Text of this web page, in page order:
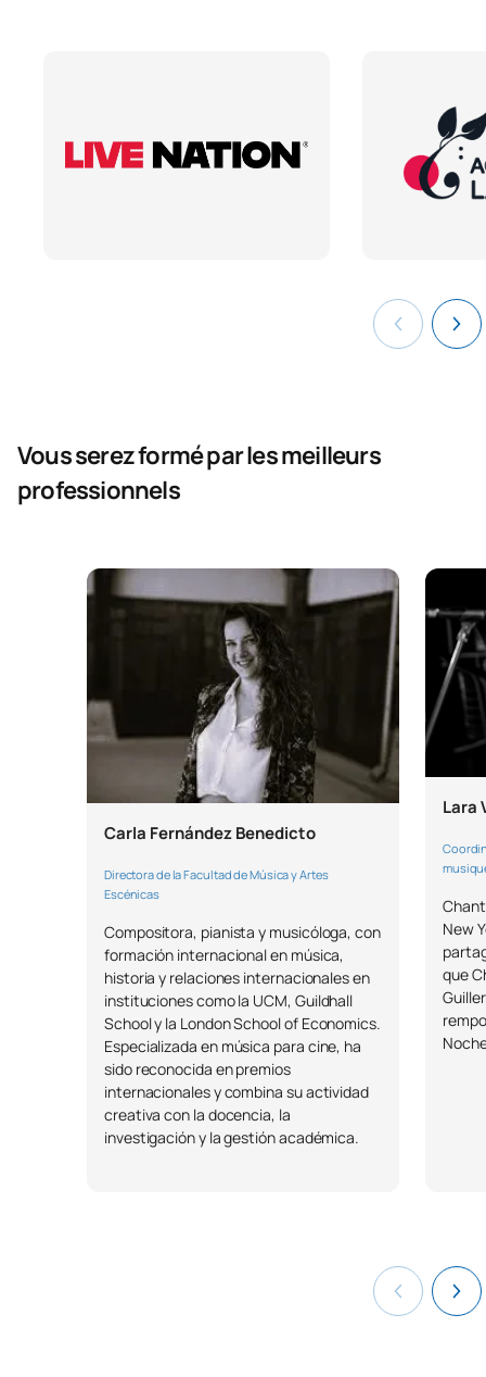
Vous serez formé par les meilleurs
professionnels
Carla Fernández Benedicto
Directora de la Facultad de Música y Artes
Escénicas
Compositora, pianista y musicóloga, con
formación internacional en música,
historia y relaciones internacionales en
instituciones como la UCM, Guildhall
School y la London School of Economics.
Especializada en música para cine, ha
sido reconocida en premios
internacionales y combina su actividad
creativa con la docencia, la
investigación y la gestión académica.
Lara
New
que